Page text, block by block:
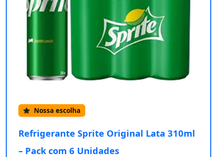
Nossa escolha
Refrigerante Sprite Original Lata 310ml
– Pack com 6 Unidades